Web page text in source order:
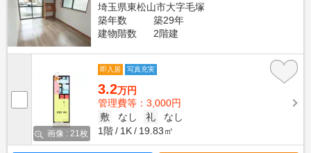
埼玉県東松山市大字毛塚
築年数
築29年
建物階数
2階建
画像 : 21枚
即入居 写真充実
3.2万円
管理費等：3,000円
敷
なし 礼
なし
1階
1K 19.83㎡